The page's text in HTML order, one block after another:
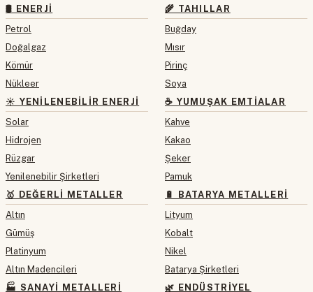
🛢 ENERJI
Petrol
Doğalgaz
Kömür
Nükleer
☀️ YENILENEBILIR ENERJI
Solar
Hidrojen
Rüzgar
Yenilenebilir Şirketleri
🥇 DEĞERLI METALLER
Altın
Gümüş
Platinyum
Altın Madencileri
🏭 SANAYI METALLERI
🌾 TAHILLAR
Buğday
Mısır
Pirinç
Soya
☕ YUMUŞAK EMTIALAR
Kahve
Kakao
Şeker
Pamuk
🔋 BATARYA METALLERI
Lityum
Kobalt
Nikel
Batarya Şirketleri
🌿 ENDÜSTRIYEL